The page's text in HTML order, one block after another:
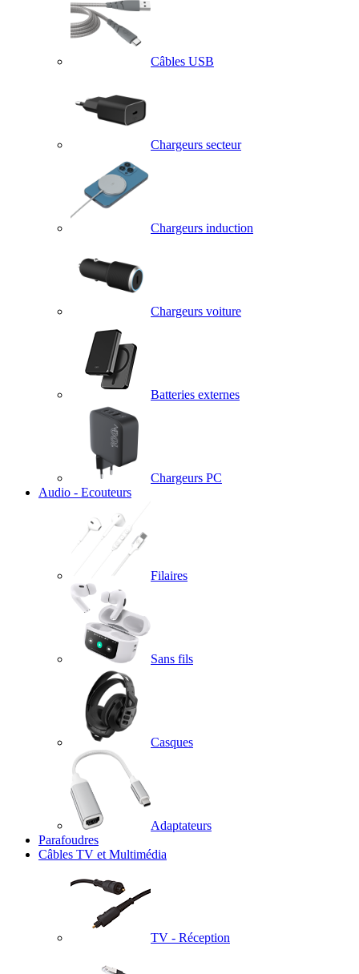
Câbles USB
Chargeurs secteur
Chargeurs induction
Chargeurs voiture
Batteries externes
Chargeurs PC
Audio - Ecouteurs
Filaires
Sans fils
Casques
Adaptateurs
Parafoudres
Câbles TV et Multimédia
TV - Réception